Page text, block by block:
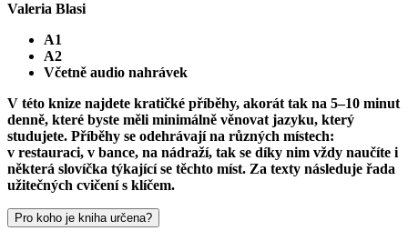
Valeria Blasi
A1
A2
Včetně audio nahrávek
V této knize najdete kratičké příběhy, akorát tak na 5–10 minut
denně, které byste měli minimálně věnovat jazyku, který
studujete. Příběhy se odehrávají na různých místech:
v restauraci, v bance, na nádraží, tak se díky nim vždy naučíte i
některá slovíčka týkající se těchto míst. Za texty následuje řada
užitečných cvičení s klíčem.
Pro koho je kniha určena?